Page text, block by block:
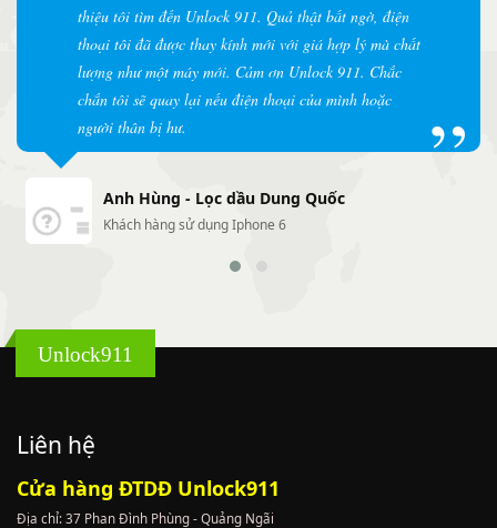
thiệu tôi tìm đến Unlock 911. Quả thật bất ngờ, điện
thoại tôi đã được thay kính mới với giá hợp lý mà chất
lượng như một máy mới. Cảm ơn Unlock 911. Chắc
chắn tôi sẽ quay lại nếu điện thoại của mình hoặc
người thân bị hư.
Anh Hùng - Lọc dầu Dung Quốc
Khách hàng sử dụng Iphone 6
Unlock911
Liên hệ
Cửa hàng ĐTDĐ Unlock911
Địa chỉ: 37 Phan Đình Phùng - Quảng Ngãi